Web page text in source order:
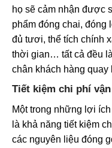
họ sẽ cảm nhận được
phẩm đóng chai,
đủ tươi, thể tích chính
thời gian… tất cả đều
chân khách hàng
Tiết kiệm chi phí
Một trong những lợi
là khả năng tiết kiệm
các nguyên liệu đóng